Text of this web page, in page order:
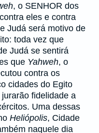
, o SENHOR dos
eles e contra
Judá será motivo de
toda vez que
Judá se sentirá
que Yahweh, o
contra os
cidades do Egito
fidelidade a
Uma dessas
Heliópolis, Cidade
naquele dia